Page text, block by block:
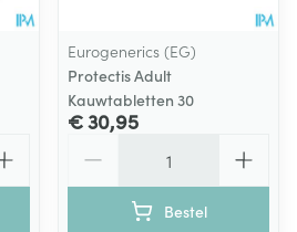
Eurogenerics (EG)
Protectis Adult
Kauwtabletten 30
€ 30,95
Bestel